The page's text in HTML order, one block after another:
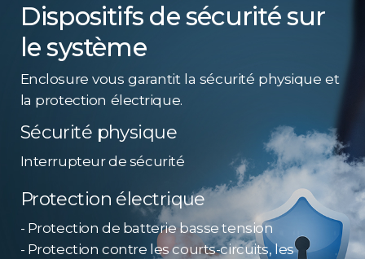
Dispositifs de sécurité sur
le système
Enclosure vous garantit la sécurité physique et
la protection électrique.
Sécurité physique
Interrupteur de sécurité
Protection électrique
- Protection de batterie basse tension
- Protection contre les courts-circuits, les